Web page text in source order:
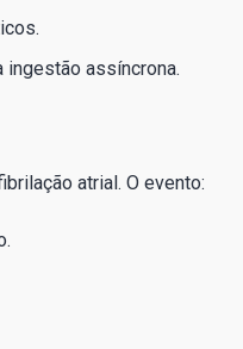
ingestão assíncrona.
atrial. O evento: